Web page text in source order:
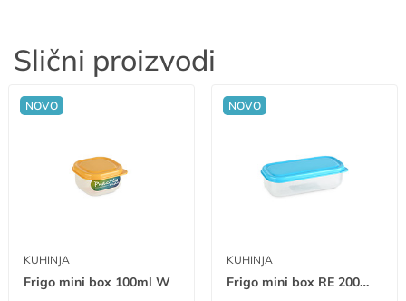
Slični proizvodi
NOVO
KUHINJA
Frigo mini box 100ml W
NOVO
KUHINJA
Frigo mini box RE 200ml W